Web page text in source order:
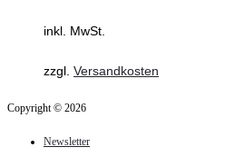
inkl. MwSt.
zzgl. Versandkosten
Copyright © 2026
Newsletter